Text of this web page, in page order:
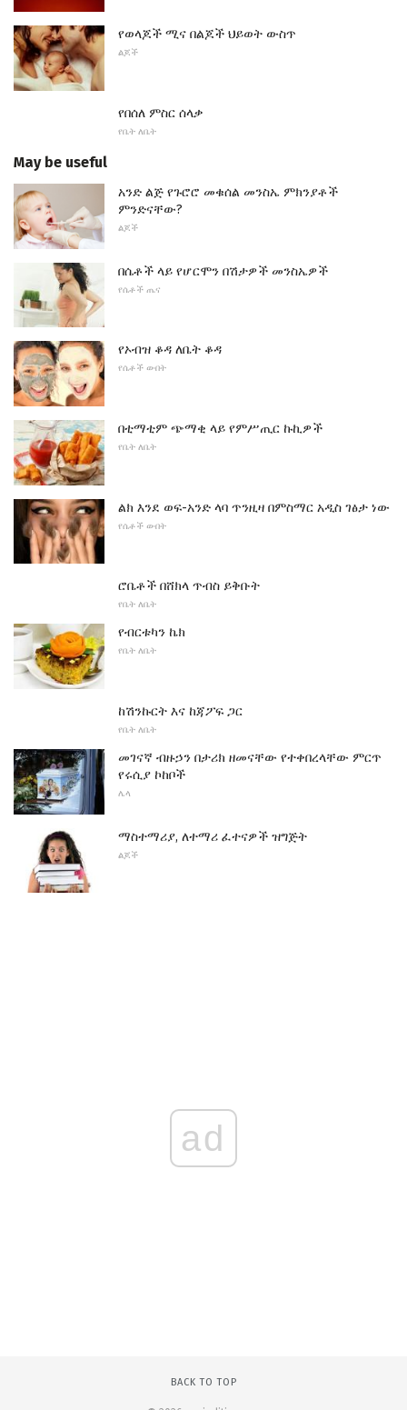
የወላጆች ሚና በልጆች ህይወት ውስጥ
ልጆች
የበሰለ ምስር ሰላቃ
የቤት ለቤት
May be useful
አንድ ልጅ የጉሮሮ መቁሰል መንስኤ ምክንያቶች
ምንድናቸው?
ልጆች
በሴቶች ላይ የሆርሞን በሽታዎች መንስኤዎች
የሴቶች ጤና
የኦብዝ ቆዳ ለቤት ቆዳ
የሴቶች ውበት
በቲማቲም ጭማቂ ላይ የምሥጢር ኩኪዎች
የቤት ለቤት
ልክ እንደ ወፍ-አንድ ላባ ጥንዚዛ በምስማር አዲስ ገፅታ ነው
የሴቶች ውበት
ሮቤቶች በሸክላ ጥብስ ይቅቡት
የቤት ለቤት
የብርቱካን ኬክ
የቤት ለቤት
ከሽንኩርት እና ከጃፖፍ ጋር
የቤት ለቤት
መገናኛ ብዙኃን በታሪክ ዘመናቸው የተቀበረላቸው ምርጥ
የሩሲያ ኮከቦች
ሌላ
ማስተማሪያ, ለተማሪ ፈተናዎች ዝግጅት
ልጆች
ad
BACK TO TOP